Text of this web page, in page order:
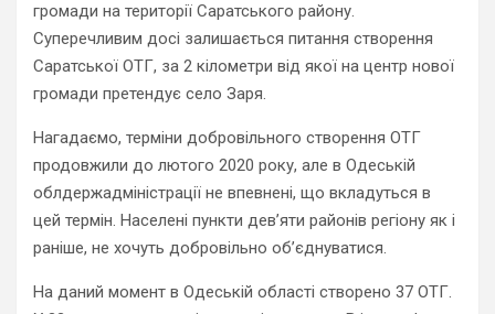
громади на території Саратського району.
Суперечливим досі залишається питання створення
Саратської ОТГ, за 2 кілометри від якої на центр нової
громади претендує село Заря.
Нагадаємо, терміни добровільного створення ОТГ
продовжили до лютого 2020 року, але в Одеській
облдержадміністрації не впевнені, що вкладуться в
цей термін. Населені пункти дев’яти районів регіону як і
раніше, не хочуть добровільно об’єднуватися.
На даний момент в Одеській області створено 37 ОТГ.